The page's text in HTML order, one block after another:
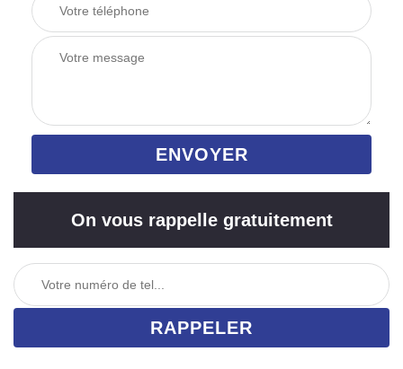
On vous rappelle gratuitement